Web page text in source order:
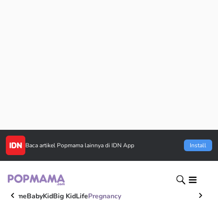
Baca artikel Popmama lainnya di IDN App Install
HomeBabyKidBig KidLifePregnancy